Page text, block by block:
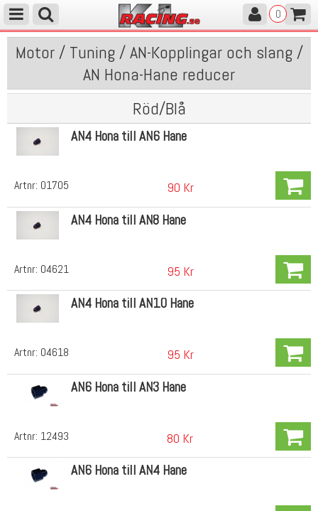
0
Motor / Tuning / AN-Kopplingar och slang /
AN Hona-Hane reducer
Röd/Blå
Artnr: 01705
AN4 Hona till AN6 Hane
90 Kr
Artnr: 04621
AN4 Hona till AN8 Hane
95 Kr
Artnr: 04618
AN4 Hona till AN10 Hane
95 Kr
Artnr: 12493
AN6 Hona till AN3 Hane
80 Kr
AN6 Hona till AN4 Hane